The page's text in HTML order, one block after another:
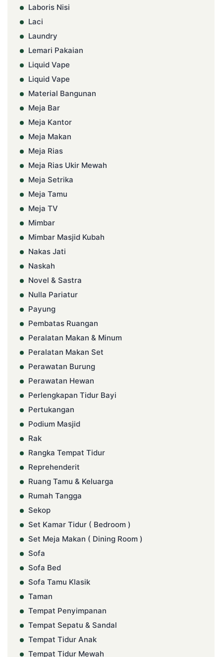
Laboris Nisi
Laci
Laundry
Lemari Pakaian
Liquid Vape
Liquid Vape
Material Bangunan
Meja Bar
Meja Kantor
Meja Makan
Meja Rias
Meja Rias Ukir Mewah
Meja Setrika
Meja Tamu
Meja TV
Mimbar
Mimbar Masjid Kubah
Nakas Jati
Naskah
Novel & Sastra
Nulla Pariatur
Payung
Pembatas Ruangan
Peralatan Makan & Minum
Peralatan Makan Set
Perawatan Burung
Perawatan Hewan
Perlengkapan Tidur Bayi
Pertukangan
Podium Masjid
Rak
Rangka Tempat Tidur
Reprehenderit
Ruang Tamu & Keluarga
Rumah Tangga
Sekop
Set Kamar Tidur ( Bedroom )
Set Meja Makan ( Dining Room )
Sofa
Sofa Bed
Sofa Tamu Klasik
Taman
Tempat Penyimpanan
Tempat Sepatu & Sandal
Tempat Tidur Anak
Tempat Tidur Mewah